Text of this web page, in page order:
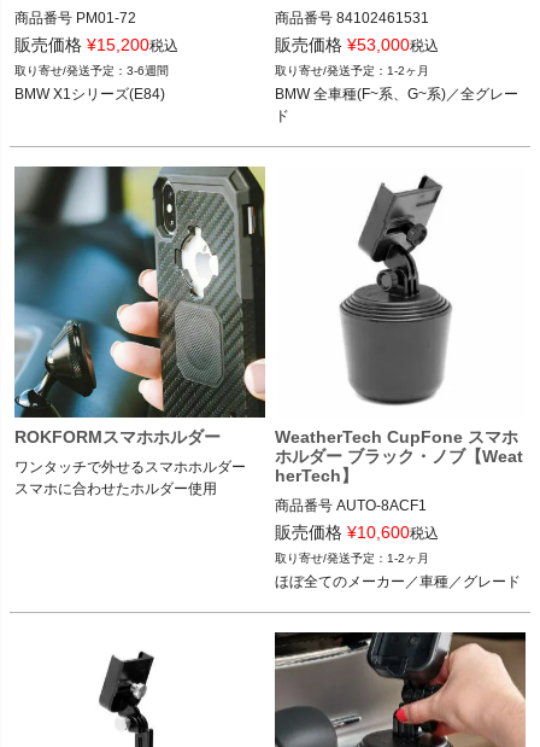
商品番号 PM01-72
PM01-72
12REN"PM01.72"
販売価格 ¥15,200税込
3-6週間
BMW X1シリーズ(E84)
商品番号 84102461531
84102461531
BMW 全車種(F~系、G~系)／全グレー
販売価格 ¥53,000税込
1-2ヶ月
BMW 全車種(F~系、G~系)／全グレー
ド
ROKFORMスマホホルダー
ワンタッチで外せるスマホホルダー
スマホに合わせたホルダー使用
WeatherTech CupFone スマホ
ホルダー ブラック・ノブ【Weat
herTech】
商品番号 AUTO-8ACF1
8ACF1
ほぼ全てのメーカー／車種／グレード
販売価格 ¥10,600税込
1-2ヶ月
ほぼ全てのメーカー／車種／グレード